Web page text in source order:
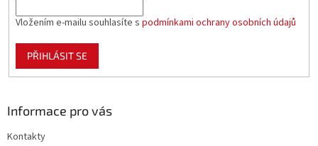
Vložením e-mailu souhlasíte s podmínkami ochrany osobních údajů
PŘIHLÁSIT SE
Informace pro vás
Kontakty